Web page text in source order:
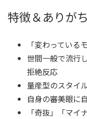
特徴＆ありが
「変わっている
世間一般で流行
拒絶反応
量産型のスタイ
自身の審美眼に
「奇抜」「マイ